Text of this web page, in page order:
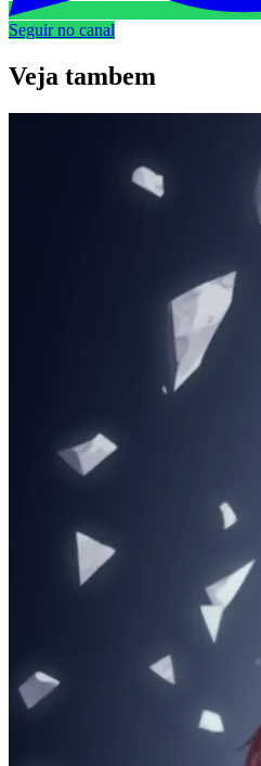
Seguir no canal
Veja tambem